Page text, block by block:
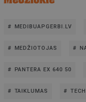
MEDIBUAPGERBI.LV
MEDŽIOTOJAS
PANTERA EX 640 50
TAIKLUMAS